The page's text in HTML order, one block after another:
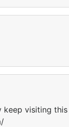
visiting